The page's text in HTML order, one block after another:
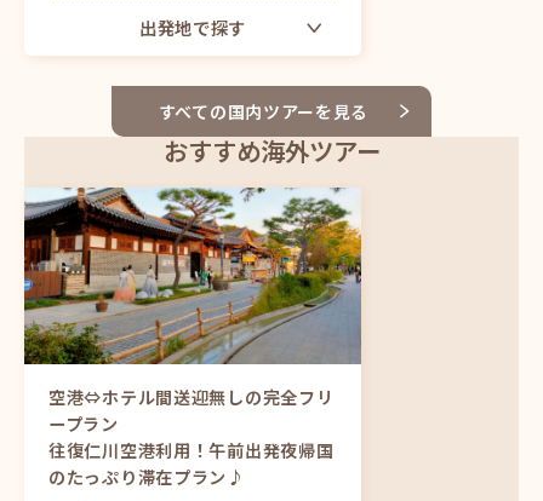
出発地で探す
東京（成田）発
大阪（関西）発
福岡発
ツアーをもっと見る
すべての国内ツアーを見る
おすすめ海外ツアー
空港⇔ホテル間送迎無しの完全フリ
ープラン
往復仁川空港利用！午前出発夜帰国
のたっぷり滞在プラン♪